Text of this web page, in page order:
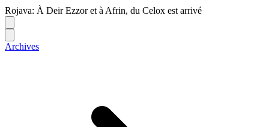
Rojava: À Deir Ezzor et à Afrin, du Celox est arrivé
Archives